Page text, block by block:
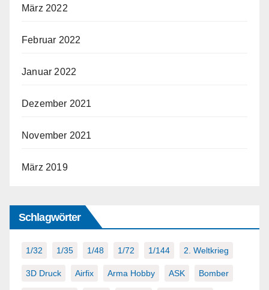
März 2022
Februar 2022
Januar 2022
Dezember 2021
November 2021
März 2019
Schlagwörter
1/32 1/35 1/48 1/72 1/144 2. Weltkrieg
3D Druck Airfix Arma Hobby ASK Bomber